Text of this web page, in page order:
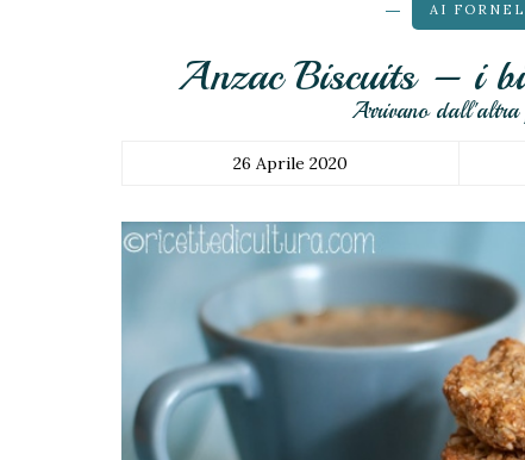
AI
Anzac Biscuits – i
Arrivano dall'altra
26 Aprile 2020